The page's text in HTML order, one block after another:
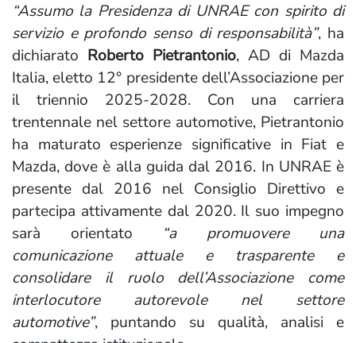
“Assumo la Presidenza di UNRAE con spirito di
servizio e profondo senso di responsabilità”, ha
dichiarato Roberto Pietrantonio, AD di Mazda
Italia, eletto 12° presidente dell’Associazione per
il triennio 2025-2028. Con una carriera
trentennale nel settore automotive, Pietrantonio
ha maturato esperienze significative in Fiat e
Mazda, dove è alla guida dal 2016. In UNRAE è
presente dal 2016 nel Consiglio Direttivo e
partecipa attivamente dal 2020. Il suo impegno
sarà orientato
“a promuovere una
comunicazione attuale e trasparente e
consolidare il ruolo dell’Associazione come
interlocutore autorevole nel settore
automotive”, puntando su qualità, analisi e